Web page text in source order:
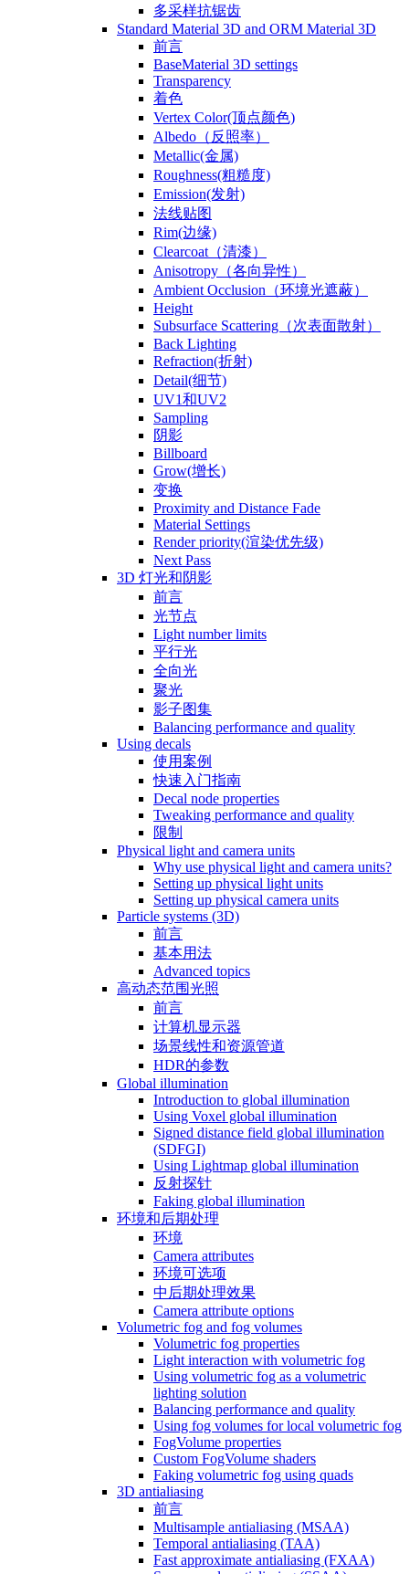
多采样抗锯齿
Standard Material 3D and ORM Material 3D
前言
BaseMaterial 3D settings
Transparency
着色
Vertex Color(顶点颜色)
Albedo（反照率）
Metallic(金属)
Roughness(粗糙度)
Emission(发射)
法线贴图
Rim(边缘)
Clearcoat（清漆）
Anisotropy（各向异性）
Ambient Occlusion（环境光遮蔽）
Height
Subsurface Scattering（次表面散射）
Back Lighting
Refraction(折射)
Detail(细节)
UV1和UV2
Sampling
阴影
Billboard
Grow(增长)
变换
Proximity and Distance Fade
Material Settings
Render priority(渲染优先级)
Next Pass
3D 灯光和阴影
前言
光节点
Light number limits
平行光
全向光
聚光
影子图集
Balancing performance and quality
Using decals
使用案例
快速入门指南
Decal node properties
Tweaking performance and quality
限制
Physical light and camera units
Why use physical light and camera units?
Setting up physical light units
Setting up physical camera units
Particle systems (3D)
前言
基本用法
Advanced topics
高动态范围光照
前言
计算机显示器
场景线性和资源管道
HDR的参数
Global illumination
Introduction to global illumination
Using Voxel global illumination
Signed distance field global illumination
(SDFGI)
Using Lightmap global illumination
反射探针
Faking global illumination
环境和后期处理
环境
Camera attributes
环境可选项
中后期处理效果
Camera attribute options
Volumetric fog and fog volumes
Volumetric fog properties
Light interaction with volumetric fog
Using volumetric fog as a volumetric
lighting solution
Balancing performance and quality
Using fog volumes for local volumetric fog
FogVolume properties
Custom FogVolume shaders
Faking volumetric fog using quads
3D antialiasing
前言
Multisample antialiasing (MSAA)
Temporal antialiasing (TAA)
Fast approximate antialiasing (FXAA)